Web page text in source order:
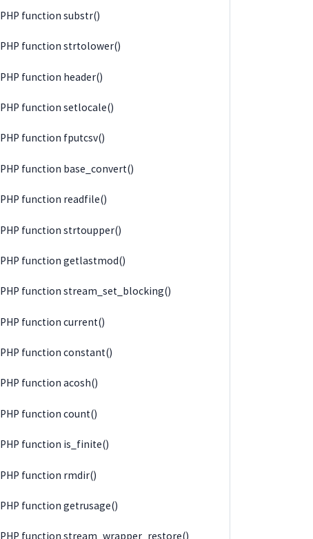
PHP function substr()
PHP function strtolower()
PHP function header()
PHP function setlocale()
PHP function fputcsv()
PHP function base_convert()
PHP function readfile()
PHP function strtoupper()
PHP function getlastmod()
PHP function stream_set_blocking()
PHP function current()
PHP function constant()
PHP function acosh()
PHP function count()
PHP function is_finite()
PHP function rmdir()
PHP function getrusage()
PHP function stream_wrapper_restore()